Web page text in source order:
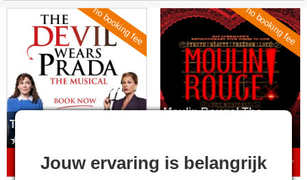
The Devil Wears Prada
no booking fee
The Devil Wears Prada
vanaf29,49€
Moulin Rouge! The Musical
no booking fee
Moulin Rouge! The
vanaf35,49€
Jouw ervaring is belangrijk